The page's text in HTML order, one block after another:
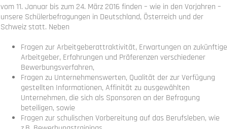
vom 11. Januar bis zum 24. März 2016 finden – wie in den Vorjahren –
unsere Schülerbefragungen in Deutschland, Österreich und der
Schweiz statt. Neben
Fragen zur Arbeitgeberattraktivität, Erwartungen an zukünftige
Arbeitgeber, Erfahrungen und Präferenzen verschiedener
Bewerbungsverfahren,
Fragen zu Unternehmenswerten, Qualität der zur Verfügung
gestellten Informationen, Affinität zu ausgewählten
Unternehmen, die sich als Sponsoren an der Befragung
beteiligen, sowie
Fragen zur schulischen Vorbereitung auf das Berufsleben, wie